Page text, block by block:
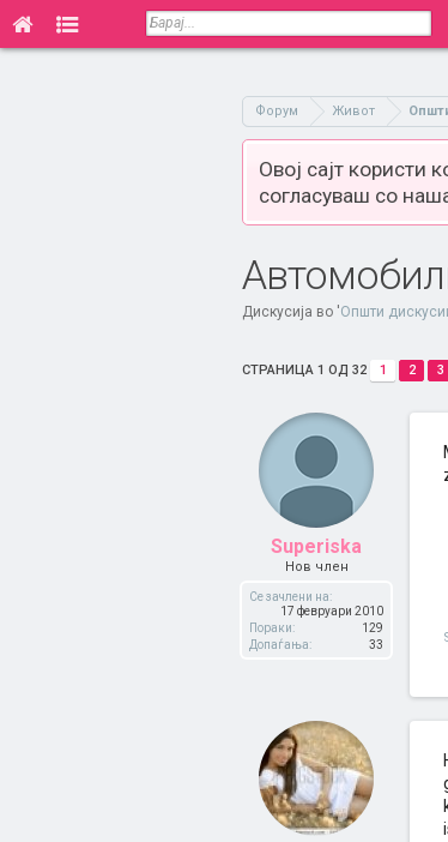
Форум Живот
Овој сајт
согласуваш со
Дискусија во 'Општи
СТРАНИЦА 1 ОД 32 1 2 3
Superiska
Нов член
Се зачлени на:
17 февруари 2010
Пораки:
129
Допаѓања:
33